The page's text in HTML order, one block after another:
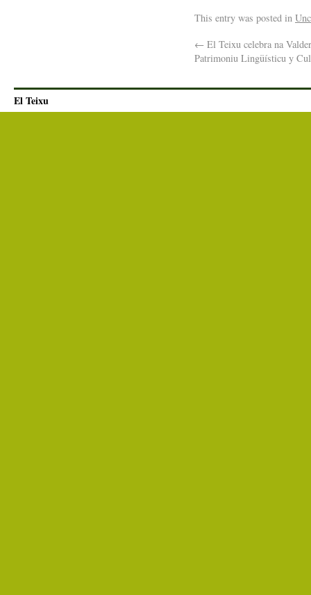
This entry was posted in
← El Teixu celebra na
Patrimoniu Lingüísticu y
El Teixu